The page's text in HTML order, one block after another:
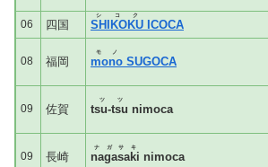
06 四国 SHIKOKU
シコク
ICOCA
08 福岡 mono
モノ
SUGOCA
09 佐賀 tsu-tsu
ツツ
nimoca
09 長崎 nagasaki
ナガサキ
nimoca